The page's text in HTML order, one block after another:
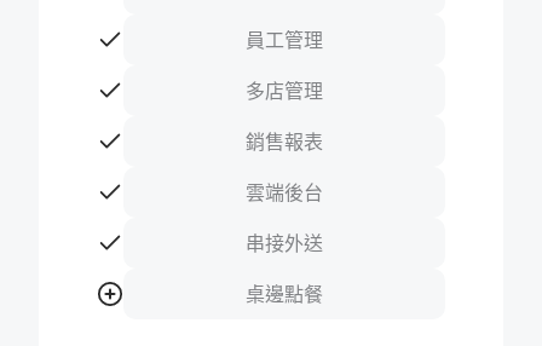
會員管理
庫存管理
線上點餐
OMO 線上線下整合
KDS / NDS